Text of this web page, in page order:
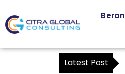
Latest Post
Pendampingan Kuasa Wajib